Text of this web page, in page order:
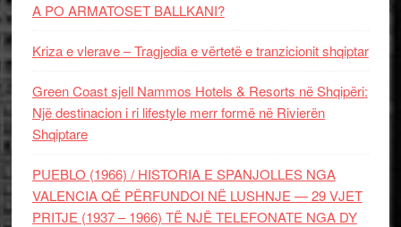
A PO ARMATOSET BALLKANI?
Kriza e vlerave – Tragjedia e vërtetë e tranzicionit shqiptar
Green Coast sjell Nammos Hotels & Resorts në Shqipëri:
Një destinacion i ri lifestyle merr formë në Rivierën
Shqiptare
PUEBLO (1966) / HISTORIA E SPANJOLLES NGA
VALENCIA QË PËRFUNDOI NË LUSHNJE — 29 VJET
PRITJE (1937 – 1966) TË NJË TELEFONATE NGA DY